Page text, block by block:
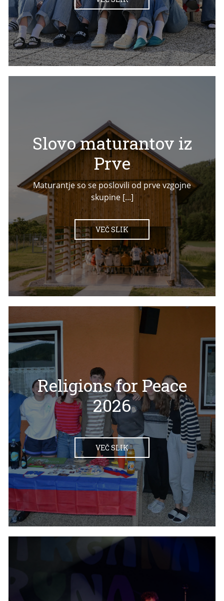
Slovo maturantov iz
Prve
Maturantje so se poslovili od prve vzgojne
skupine [...]
VEČ SLIK
Religions for Peace
2026
VEČ SLIK